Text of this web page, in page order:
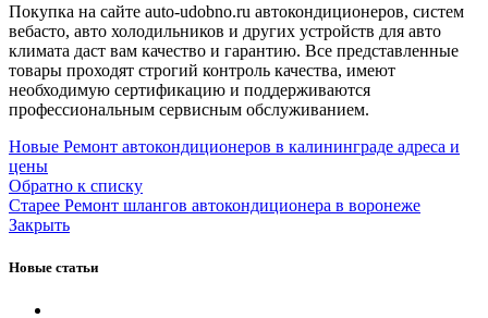
Покупка на сайте auto-udobno.ru автокондиционеров, систем
вебасто, авто холодильников и других устройств для авто
климата даст вам качество и гарантию. Все представленные
товары проходят строгий контроль качества, имеют
необходимую сертификацию и поддерживаются
профессиональным сервисным обслуживанием.
Новые Ремонт автокондиционеров в калининграде адреса и
цены
Обратно к списку
Старее Ремонт шлангов автокондиционера в воронеже
Закрыть
Новые статьи